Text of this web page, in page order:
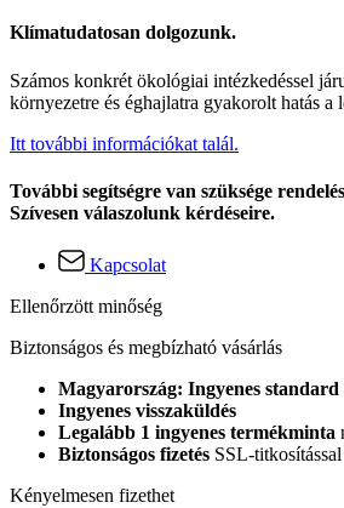
Klímatudatosan dolgozunk.
Számos konkrét ökológiai intézkedéssel
környezetre és éghajlatra gyakorolt hatás a
Itt további információkat talál.
További segítségre van szüksége
Szívesen válaszolunk kérdéseire.
Kapcsolat
Ellenőrzött minőség
Biztonságos és megbízható vásárlás
Magyarország: Ingyenes standard
Ingyenes visszaküldés
Legalább 1 ingyenes termékminta
Biztonságos fizetés SSL-titkosítással
Kényelmesen fizethet